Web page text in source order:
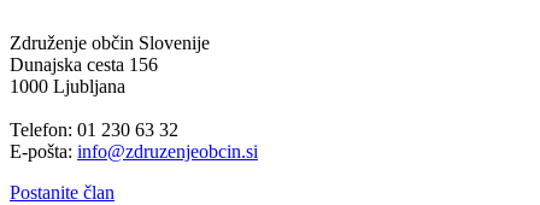
Združenje občin Slovenije
Dunajska cesta 156
1000 Ljubljana
Telefon: 01 230 63 32
E-pošta: info@zdruzenjeobcin.si
Postanite član